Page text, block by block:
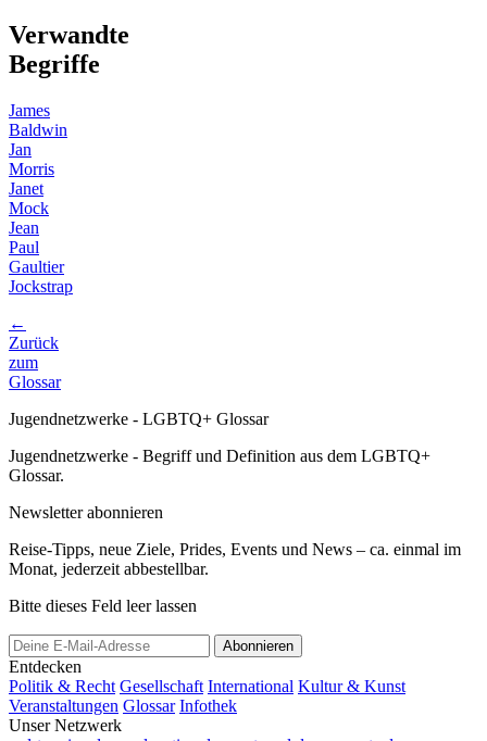
Verwandte
Begriffe
James
Baldwin
Jan
Morris
Janet
Mock
Jean
Paul
Gaultier
Jockstrap
←
Zurück
zum
Glossar
Jugendnetzwerke - LGBTQ+ Glossar
Jugendnetzwerke - Begriff und Definition aus dem LGBTQ+
Glossar.
Newsletter abonnieren
Reise-Tipps, neue Ziele, Prides, Events und News – ca. einmal im
Monat, jederzeit abbestellbar.
Bitte dieses Feld leer lassen
Abonnieren
Entdecken
Politik & Recht Gesellschaft International Kultur & Kunst
Veranstaltungen Glossar Infothek
Unser Netzwerk